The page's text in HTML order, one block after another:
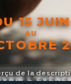
de la
15 JUIN
AU